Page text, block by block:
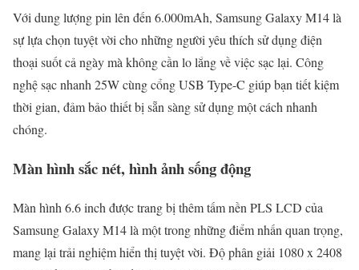
Với dung lượng pin lên đến 6.000mAh, Samsung Galaxy M14 là
sự lựa chọn tuyệt vời cho những người yêu thích sử dụng điện
thoại suốt cả ngày mà không cần lo lắng về việc sạc lại. Công
nghệ sạc nhanh 25W cùng cổng USB Type-C giúp bạn tiết kiệm
thời gian, đảm bảo thiết bị sẵn sàng sử dụng một cách nhanh
chóng.
Màn hình sắc nét, hình ảnh sống động
Màn hình 6.6 inch được trang bị thêm tấm nền PLS LCD của
Samsung Galaxy M14 là một trong những điểm nhấn quan trọng,
mang lại trải nghiệm hiển thị tuyệt vời. Độ phân giải 1080 x 2408